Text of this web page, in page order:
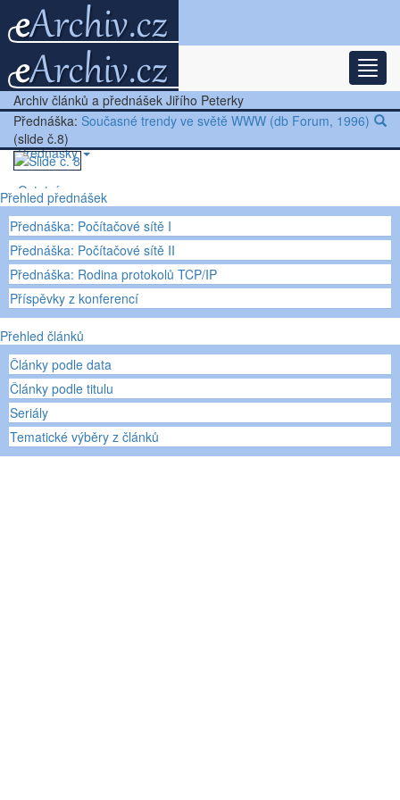
Nejnovější články
Další články
Přednášky
Ostatní
Archiv článků a přednášek Jiřího Peterky
Přednáška: Současné trendy ve světě WWW (db Forum, 1996)
(slide č.8)
Přehled přednášek
Přednáška: Počítačové sítě I
Přednáška: Počítačové sítě II
Přednáška: Rodina protokolů TCP/IP
Příspěvky z konferencí
Přehled článků
Články podle data
Články podle titulu
Seriály
Tematické výběry z článků